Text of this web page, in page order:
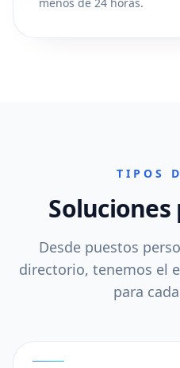
TIPOS
Soluciones
Desde puestos
directorio, tenemos el
para